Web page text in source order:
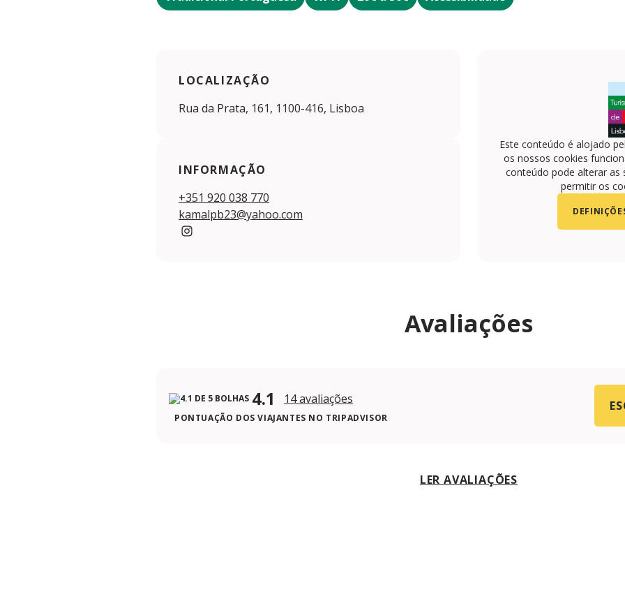
LOCALIZAÇÃO
Rua da Prata, 161, 1100-416, Lisboa
INFORMAÇÃO
+351 920 038 770
kamalpb23@yahoo.com
Este conteúdo é alojado
os nossos cookies
conteúdo pode alterar as
permitir os
Avaliações
4.1 14 avaliações
PONTUAÇÃO DOS VIAJANTES NO TRIPADVISOR
LER AVALIAÇÕES